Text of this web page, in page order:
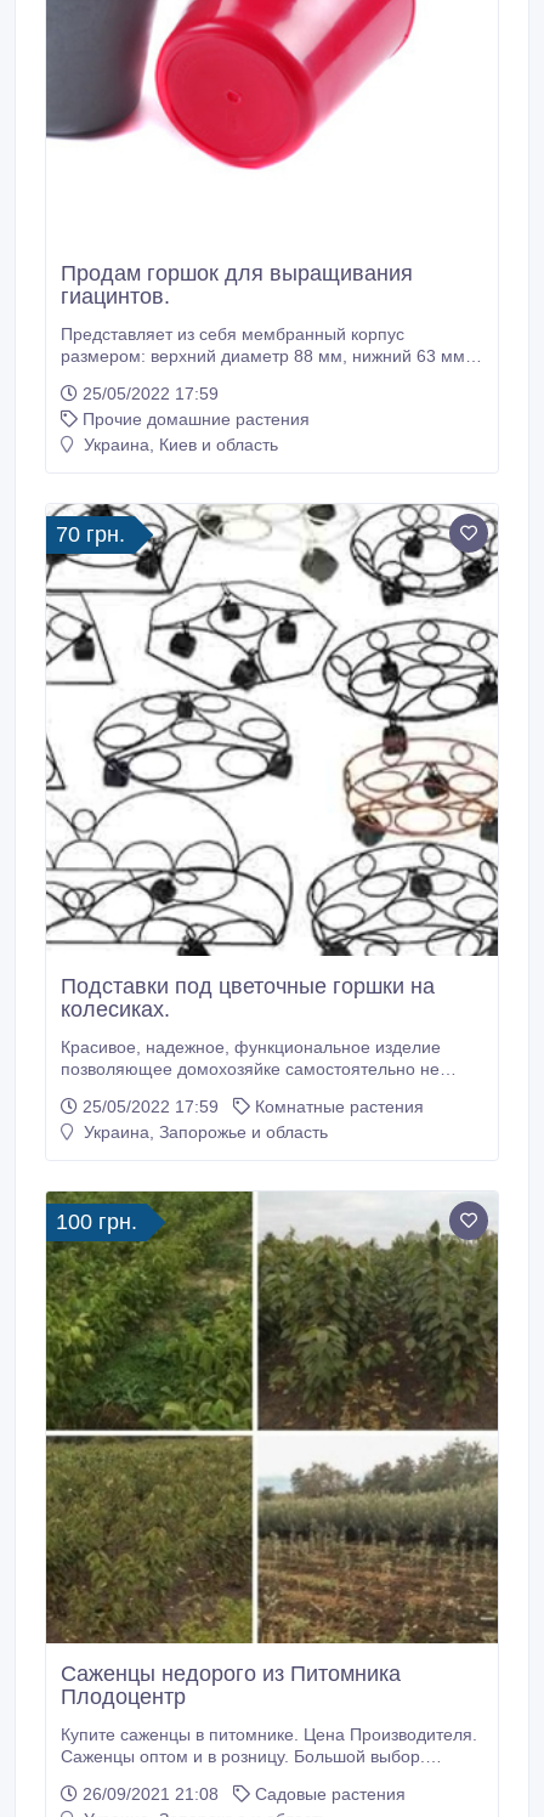
Продам горшок для выращивания
гиацинтов.
Представляет из себя мембранный корпус
размером: верхний диаметр 88 мм, нижний 63 мм,
Предназначена для выращивания гиацинтов, а
также рассады овощных культур в условиях
городской квартиры. Обеспечивает выращивание
обеспечить интенсивный рост растения.
25/05/2022 17:59
Прочие домашние растения
Украина, Киев и область
70 грн.
Подставки под цветочные горшки на
колесиках.
Красивое, надежное, функциональное изделие
позволяющее домохозяйке самостоятельно не
без порчи полового покрытия. Выпускаются разных
размеров и цветов..
25/05/2022 17:59
Комнатные растения
Украина, Запорожье и область
100 грн.
Саженцы недорого из Питомника
Плодоцентр
Купите саженцы в питомнике. Цена Производителя.
Саженцы оптом и в розницу. Большой выбор.
деревьев и орехов недорого. Лучшие сорта для
26/09/2021 21:08
Садовые растения